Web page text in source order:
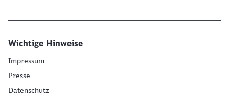
Wichtige Hinweise
Impressum
Presse
Datenschutz